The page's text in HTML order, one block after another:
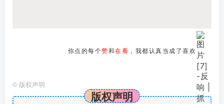
你点的每个赞和在看 ，我都认真当成了喜欢
© 版权声明
版权声明